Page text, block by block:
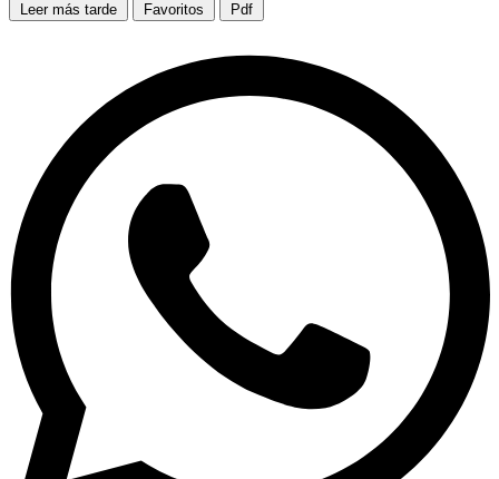
Leer más tarde Favoritos Pdf